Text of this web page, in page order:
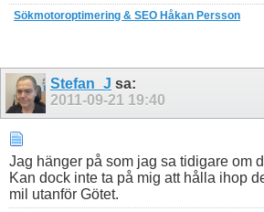
Sökmotoroptimering & SEO Håkan Persson
Stefan_J sa:
2011-09-21 19:40
Jag hänger på som jag sa tidigare om
Kan dock inte ta på mig att hålla ihop
mil utanför Götet.